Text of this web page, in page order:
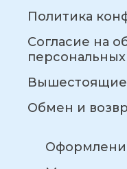
Политика
Согласие на
Вышестоящие
Обмен и